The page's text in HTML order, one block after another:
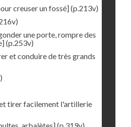
creuser un fossé](p.213v)
une porte, rompre des
(p.253v)
et conduire de très grands
tirer facilement l'artillerie